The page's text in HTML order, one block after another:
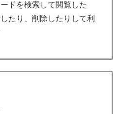
ドを検索して閲覧した
たり、削除したりして利